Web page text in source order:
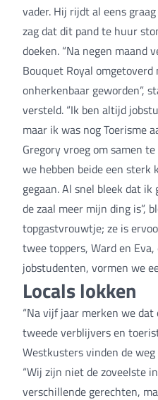
vader. Hij rijdt al eens
zag dat dit pand te huur
doeken. “Na negen maand
Bouquet Royal omgetoverd
onherkenbaar geworden”,
versteld. “Ik ben altijd
maar ik was nog Toerisme
Gregory vroeg om samen
we hebben beide een
gegaan. Al snel bleek dat
de zaal meer mijn ding is”,
topgastvrouwtje; ze is
twee toppers, Ward en
jobstudenten, vormen we
Locals lokken
“Na vijf jaar merken we
tweede verblijvers en
Westkusters vinden de weg
“Wij zijn niet de zoveelste
verschillende gerechten,